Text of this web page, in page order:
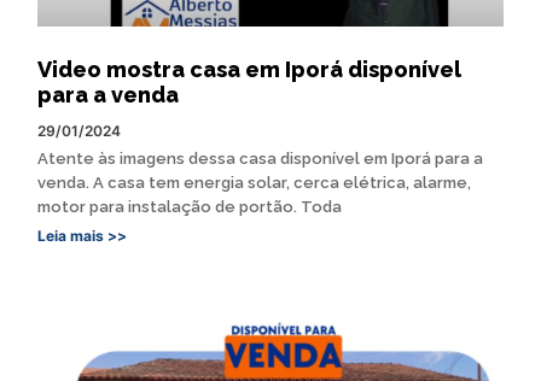
Video mostra casa em Iporá disponível
para a venda
29/01/2024
Atente às imagens dessa casa disponível em Iporá para a
venda. A casa tem energia solar, cerca elétrica, alarme,
motor para instalação de portão. Toda
Leia mais >>